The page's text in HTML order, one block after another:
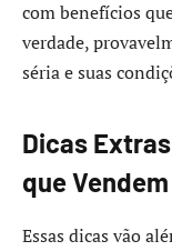
com benefícios
verdade,
séria e suas
Dicas
que
Essas dicas vão